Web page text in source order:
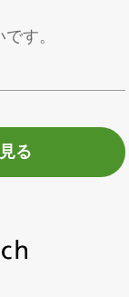
す。
る